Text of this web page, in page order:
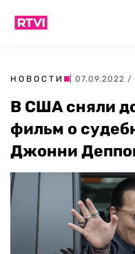
НОВОСТИ | 07.09.2022
В США сняли
фильм о
Джонни